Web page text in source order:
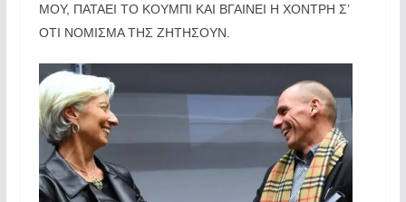
ΜΟΥ, ΠΑΤΑΕΙ ΤΟ ΚΟΥΜΠΙ ΚΑΙ ΒΓΑΙΝΕΙ Η ΧΟΝΤΡΗ Σ’
ΟΤΙ ΝΟΜΙΣΜΑ ΤΗΣ ΖΗΤΗΣΟΥΝ.